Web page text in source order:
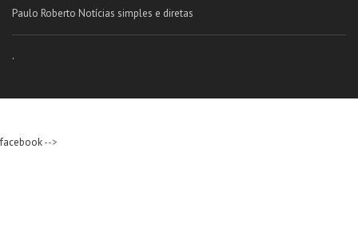
Paulo Roberto Notícias simples e diretas
.
facebook-->